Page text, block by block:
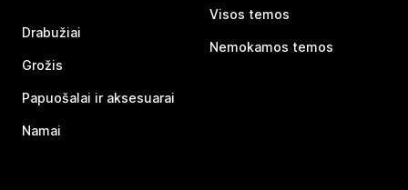
Drabužiai
Grožis
Papuošalai ir aksesuarai
Namai
Visos temos
Nemokamos temos